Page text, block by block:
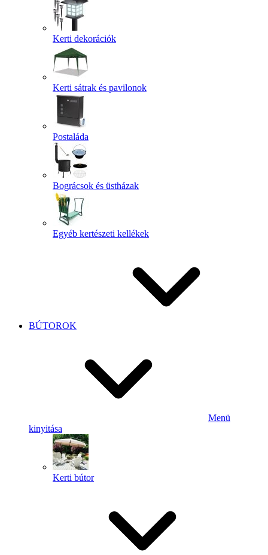
Kerti dekorációk
Kerti sátrak és pavilonok
Postaláda
Bográcsok és üstházak
Egyéb kertészeti kellékek
BÚTOROK
Menü
kinyitása
Kerti bútor